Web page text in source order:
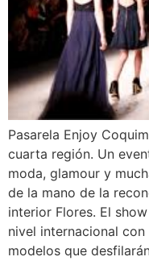
Pasarela Enjoy
cuarta región. Un
moda, glamour y
de la mano de la
interior Flores. El
nivel internacional con
modelos que